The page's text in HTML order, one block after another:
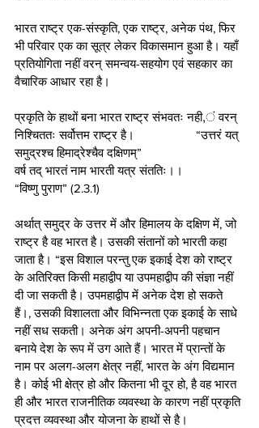
भारत राष्ट्र एक-संस्कृति, एक राष्ट्र, अनेक पंथ, फिर
भी परिवार एक का सूत्र लेकर विकासमान हुआ है। यहाँ
प्रतियोगिता नहीं वरन् समन्वय-सहयोग एवं सहकार का
वैचारिक आधार रहा है।
प्रकृति के हाथों बना भारत राष्ट्र संभवतः नही,ं वरन्
निश्चिततः सर्वोत्तम राष्ट्र है।                   “उत्तरं यत्
समुद्रश्च हिमाद्रेश्चैव दक्षिणम्”
वर्ष तद् भारतं नाम भारती यत्र संततिः।।
“विष्णु पुराण” (2.3.1)
अर्थात् समुद्र के उत्तर में और हिमालय के दक्षिण में, जो
राष्ट्र है वह भारत है। उसकी संतानों को भारती कहा
जाता है। “इस विशाल परन्तु एक इकाई देश को राष्ट्र
के अतिरिक्त किसी महाद्वीप या उपमहाद्वीप की संज्ञा नहीं
दी जा सकती है। उपमहाद्वीप में अनेक देश हो सकते
हैं।, उसकी विशालता और विभिन्नता एक इकाई के साधे
नहीं सध सकती। अनेक अंग अपनी-अपनी पहचान
बनाये देश के रूप में उग आते हैं। भारत में प्रान्तों के
नाम पर अलग-अलग क्षेत्र नहीं, भारत के अंग विद्यमान
है। कोई भी क्षेत्र हो और कितना भी दूर हो, है वह भारत
ही और भारत राजनीतिक व्यवस्था के कारण नहीं प्रकृति
प्रदत्त व्यवस्था और योजना के हाथों से है।